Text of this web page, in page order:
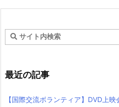
最近の記事
【国際交流ボランティア】DVD上